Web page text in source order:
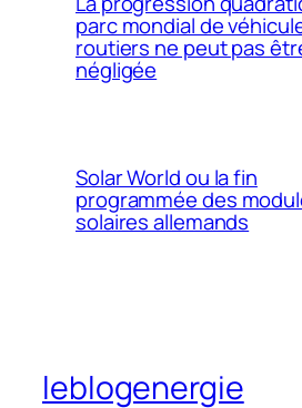
parc mondial de
routiers ne peut pas
négligée
Solar World ou la fin
programmée des
solaires allemands
leblogenergie